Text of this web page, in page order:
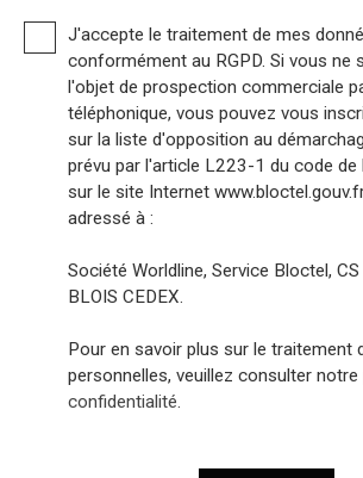
J'accepte le traitement de mes
conformément au RGPD. Si vous ne
l'objet de prospection commerciale
téléphonique, vous pouvez vous
sur la liste d'opposition au
prévu par l'article L223-1 du code
sur le site Internet
adressé à :
Société Worldline, Service Bloctel,
BLOIS CEDEX.
Pour en savoir plus sur le traitement
personnelles, veuillez consulter notre
confidentialité.